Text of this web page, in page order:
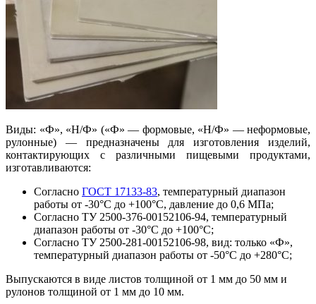
Виды: «Ф», «Н/Ф» («Ф» — формовые, «Н/Ф» — неформовые,
рулонные) — предназначены для изготовления изделий,
контактирующих с различными пищевыми продуктами,
изготавливаются:
Согласно ГОСТ 17133-83, температурный диапазон
работы от -30°С до +100°С, давление до 0,6 МПа;
Согласно ТУ 2500-376-00152106-94, температурный
диапазон работы от -30°С до +100°С;
Согласно ТУ 2500-281-00152106-98, вид: только «Ф»,
температурный диапазон работы от -50°С до +280°С;
Выпускаются в виде листов толщиной от 1 мм до 50 мм и
рулонов толщиной от 1 мм до 10 мм.